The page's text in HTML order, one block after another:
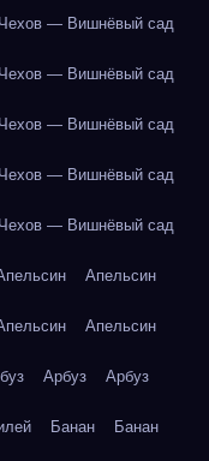
— Вишнёвый сад
— Вишнёвый сад
— Вишнёвый сад
— Вишнёвый сад
— Вишнёвый сад
Апельсин
Апельсин
Арбуз Арбуз
Банан Банан